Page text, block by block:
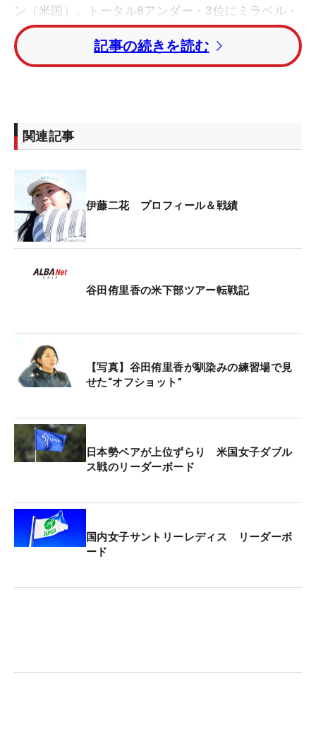
ン（米国）、トータル8アンダー・3位にミラベル・
ティン（マレーシア）が続いた。
伊藤二花は最終日に5バーディ・1ボギーでこの日ベ
記事の続きを読む
関連記事
伊藤二花 プロフィール＆戦績
谷田侑里香の米下部ツアー転戦記
【写真】谷田侑里香が馴染みの練習場で見
せた“オフショット”
日本勢ペアが上位ずらり 米国女子ダブル
ス戦のリーダーボード
国内女子サントリーレディス リーダーボ
ード